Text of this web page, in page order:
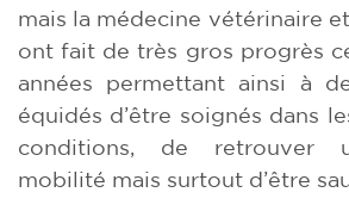
mais la médecine vétérinaire
ont fait de très gros progrès
années permettant ainsi à
équidés d’être soignés dans
conditions, de retrouver
mobilité mais surtout d’être